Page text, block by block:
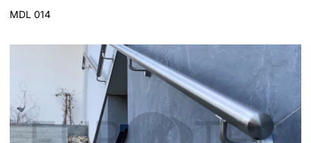
MDL 014